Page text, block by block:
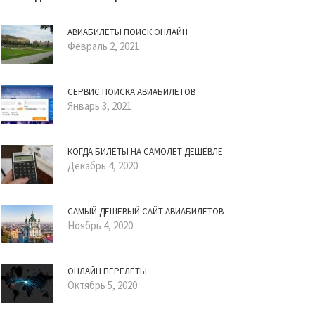
АВИАБИЛЕТЫ ПОИСК ОНЛАЙН
Февраль 2, 2021
СЕРВИС ПОИСКА АВИАБИЛЕТОВ
Январь 3, 2021
КОГДА БИЛЕТЫ НА САМОЛЕТ ДЕШЕВЛЕ
Декабрь 4, 2020
САМЫЙ ДЕШЕВЫЙ САЙТ АВИАБИЛЕТОВ
Ноябрь 4, 2020
ОНЛАЙН ПЕРЕЛЕТЫ
Октябрь 5, 2020